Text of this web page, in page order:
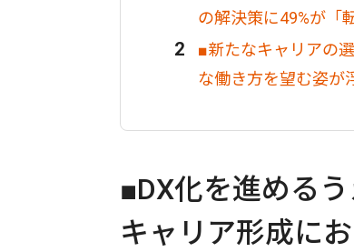
の解決策に49%が「
■新たなキャリアの
な働き方を望む姿が
■DX化を進める
キャリア形成に